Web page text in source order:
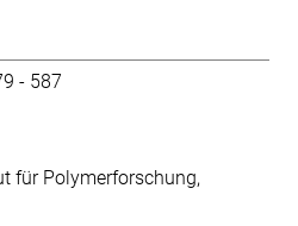
- 587
für Polymerforschung